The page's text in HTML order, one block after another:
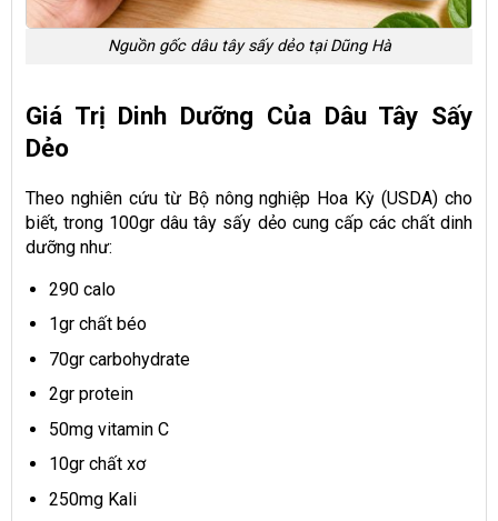
Nguồn gốc dâu tây sấy dẻo tại Dũng Hà
Giá Trị Dinh Dưỡng Của Dâu Tây Sấy
Dẻo
Theo nghiên cứu từ Bộ nông nghiệp Hoa Kỳ (USDA) cho
biết, trong 100gr dâu tây sấy dẻo cung cấp các chất dinh
dưỡng như:
290 calo
1gr chất béo
70gr carbohydrate
2gr protein
50mg vitamin C
10gr chất xơ
250mg Kali